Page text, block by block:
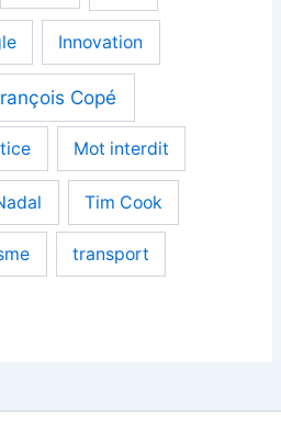
Innovation
Copé
Mot interdit
Tim Cook
transport